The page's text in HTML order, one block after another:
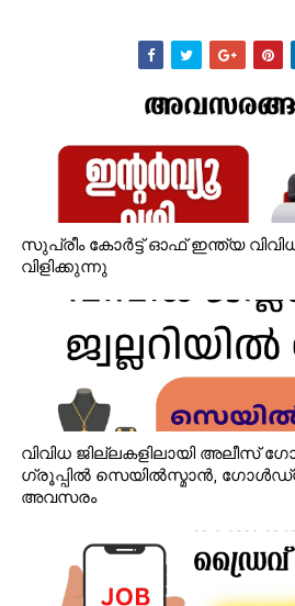
സുപ്രീം കോർട്ട് ഓഫ് ഇന്ത്യ
വിളിക്കുന്നു
വിവിധ ജില്ലകളിലായി അലീസ്
ഗ്രൂപ്പിൽ സെയിൽസ്മാൻ,
അവസരം